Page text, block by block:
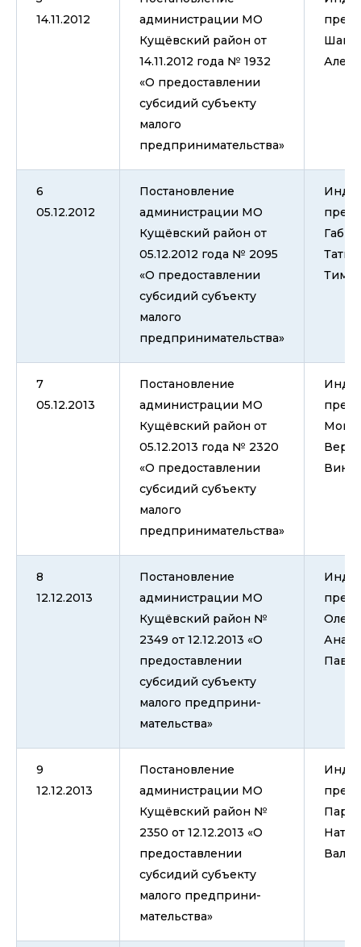
14.11.2012
администрации МО
Кущёвский район от
14.11.2012 года № 1932
«О предоставлении
субсидий субъекту
малого
предпринимательства»
6
05.12.2012
Постановление
администрации МО
Кущёвский район от
05.12.2012 года № 2095
«О предоставлении
субсидий субъекту
малого
предпринимательства»
7
05.12.2013
Постановление
администрации МО
Кущёвский район от
05.12.2013 года № 2320
«О предоставлении
субсидий субъекту
малого
предпринимательства»
8
12.12.2013
Постановление
администрации МО
Кущёвский район №
2349 от 12.12.2013 «О
предоставлении
субсидий субъекту
малого предприни-
мательства»
9
12.12.2013
Постановление
администрации МО
Кущёвский район №
2350 от 12.12.2013 «О
предоставлении
субсидий субъекту
малого предприни-
мательства»